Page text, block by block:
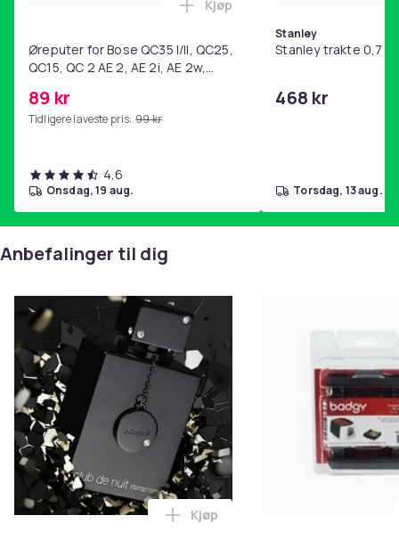
Øreputer for Bose QC35 I/II, QC25,
QC15, QC 2 AE 2, AE 2i, AE 2w,
89 kr
Tidligere laveste pris: 99 kr
Legg Øreputer for Bose QC35
Kjøp
4,6
onsdag, 19 aug.
Stanley
Stanley trakte 0,7 l,
468 kr
torsdag, 13 aug.
Anbefalinger til dig
Legg Armaf Club de Nuit
Kjøp